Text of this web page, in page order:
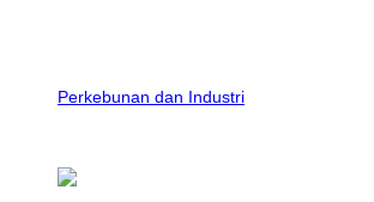
Perkebunan dan Industri